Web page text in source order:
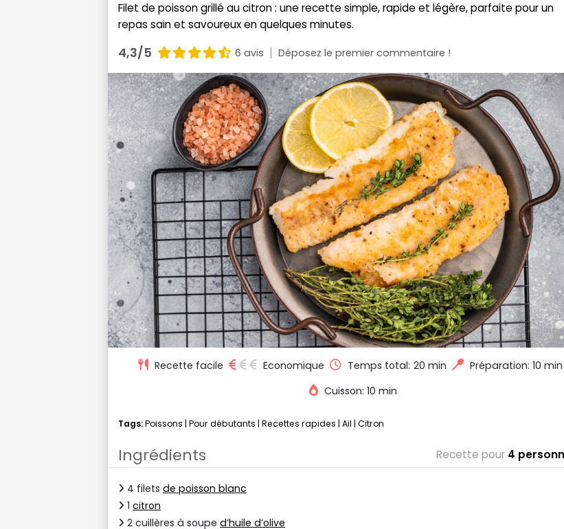
Filet de poisson grillé au citron : une recette simple, rapide et légère, parfaite pour un
repas sain et savoureux en quelques minutes.
4,3/5 6 avis Déposez le premier commentaire !
Recette facile Economique Temps total: 20 min
Préparation: 10 min
Cuisson: 10 min
Tags:Poissons | Pour débutants | Recettes rapides | Ail | Citron
Ingrédients Recette pour 4
4 filets de poisson blanc
1 citron
2 cuillères à soupe d’huile d’olive